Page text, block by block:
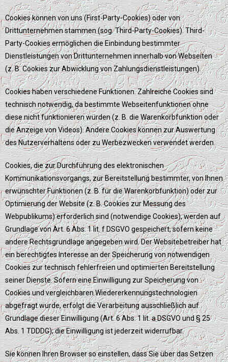
Cookies können von uns (First-Party-Cookies) oder von
Drittunternehmen stammen (sog. Third-Party-Cookies). Third-
Party-Cookies ermöglichen die Einbindung bestimmter
Dienstleistungen von Drittunternehmen innerhalb von Webseiten
(z. B. Cookies zur Abwicklung von Zahlungsdienstleistungen).
Cookies haben verschiedene Funktionen. Zahlreiche Cookies sind
technisch notwendig, da bestimmte Webseitenfunktionen ohne
diese nicht funktionieren würden (z. B. die Warenkorbfunktion oder
die Anzeige von Videos). Andere Cookies können zur Auswertung
des Nutzerverhaltens oder zu Werbezwecken verwendet werden.
Cookies, die zur Durchführung des elektronischen
Kommunikationsvorgangs, zur Bereitstellung bestimmter, von Ihnen
erwünschter Funktionen (z. B. für die Warenkorbfunktion) oder zur
Optimierung der Website (z. B. Cookies zur Messung des
Webpublikums) erforderlich sind (notwendige Cookies), werden auf
Grundlage von Art. 6 Abs. 1 lit. f DSGVO gespeichert, sofern keine
andere Rechtsgrundlage angegeben wird. Der Websitebetreiber hat
ein berechtigtes Interesse an der Speicherung von notwendigen
Cookies zur technisch fehlerfreien und optimierten Bereitstellung
seiner Dienste. Sofern eine Einwilligung zur Speicherung von
Cookies und vergleichbaren Wiedererkennungstechnologien
abgefragt wurde, erfolgt die Verarbeitung ausschließlich auf
Grundlage dieser Einwilligung (Art. 6 Abs. 1 lit. a DSGVO und § 25
Abs. 1 TDDDG); die Einwilligung ist jederzeit widerrufbar.
Sie können Ihren Browser so einstellen, dass Sie über das Setzen